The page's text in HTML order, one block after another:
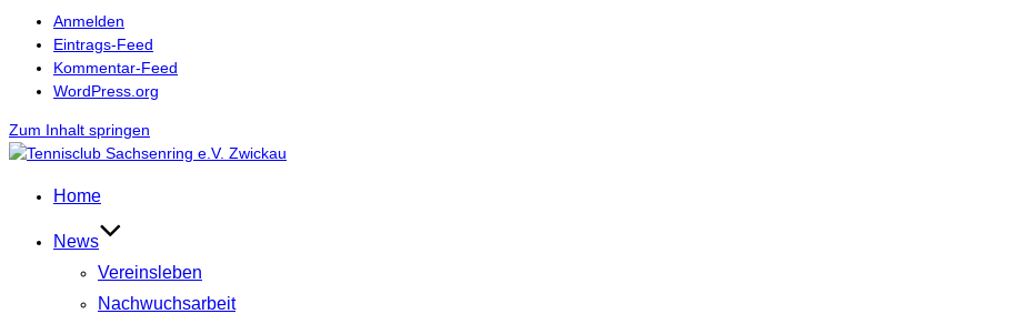
Anmelden
Eintrags-Feed
Kommentar-Feed
WordPress.org
Zum Inhalt springen
Home
News
Vereinsleben
Nachwuchsarbeit